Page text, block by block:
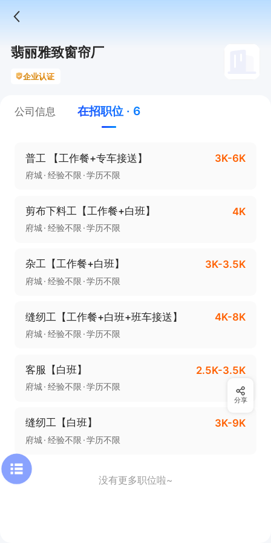
翡丽雅致窗帘厂
企业认证
公司信息 在招职位 · 6
普工 【工作餐+专车接送】 3K-6K
府城 经验不限 学历不限
剪布下料工【工作餐+白班】 4K
府城 经验不限 学历不限
杂工【工作餐+白班】 3K-3.5K
府城 经验不限 学历不限
缝纫工【工作餐+白班+班车接送】 4K-8K
府城 经验不限 学历不限
客服【白班】 2.5K-3.5K
府城 经验不限 学历不限
缝纫工【白班】 3K-9K
府城 经验不限 学历不限
没有更多职位啦~
分享